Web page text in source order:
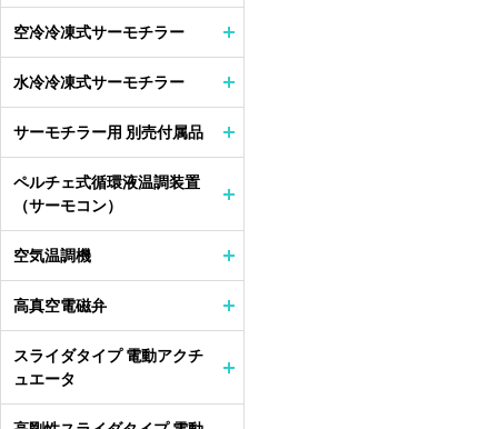
空冷冷凍式サーモチラー
水冷冷凍式サーモチラー
サーモチラー用 別売付属品
ペルチェ式循環液温調装置
（サーモコン）
空気温調機
高真空電磁弁
スライダタイプ 電動アクチ
ュエータ